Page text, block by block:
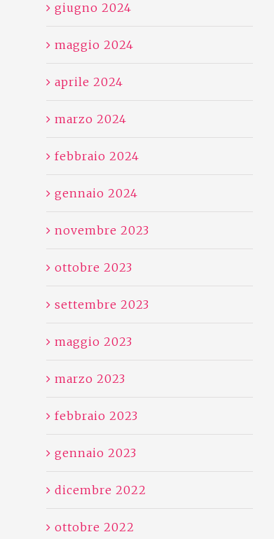
giugno 2024
maggio 2024
aprile 2024
marzo 2024
febbraio 2024
gennaio 2024
novembre 2023
ottobre 2023
settembre 2023
maggio 2023
marzo 2023
febbraio 2023
gennaio 2023
dicembre 2022
ottobre 2022